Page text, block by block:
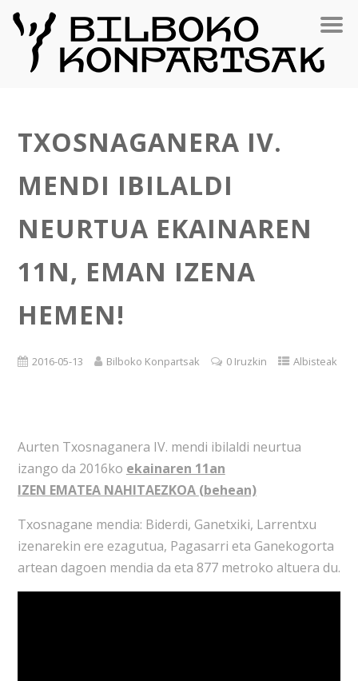
TXOSNAGANERA IV.
MENDI IBILALDI
NEURTUA EKAINAREN
11N, EMAN IZENA
HEMEN!
2016-05-13 Bilboko Konpartsak 0 Iruzkin Albisteak
Aurten Txosnaganera IV. mendi ibilaldi neurtua
izango da 2016ko ekainaren 11an
IZEN EMATEA NAHITAEZKOA (behean)
Txosnagane mendia: Biderdi, Ganetxiki, Larrentxu
izenarekin ere ezagutua, Pagasarri eta Ganekogorta
artean dagoen mendia da eta 877 metroko altuera du.